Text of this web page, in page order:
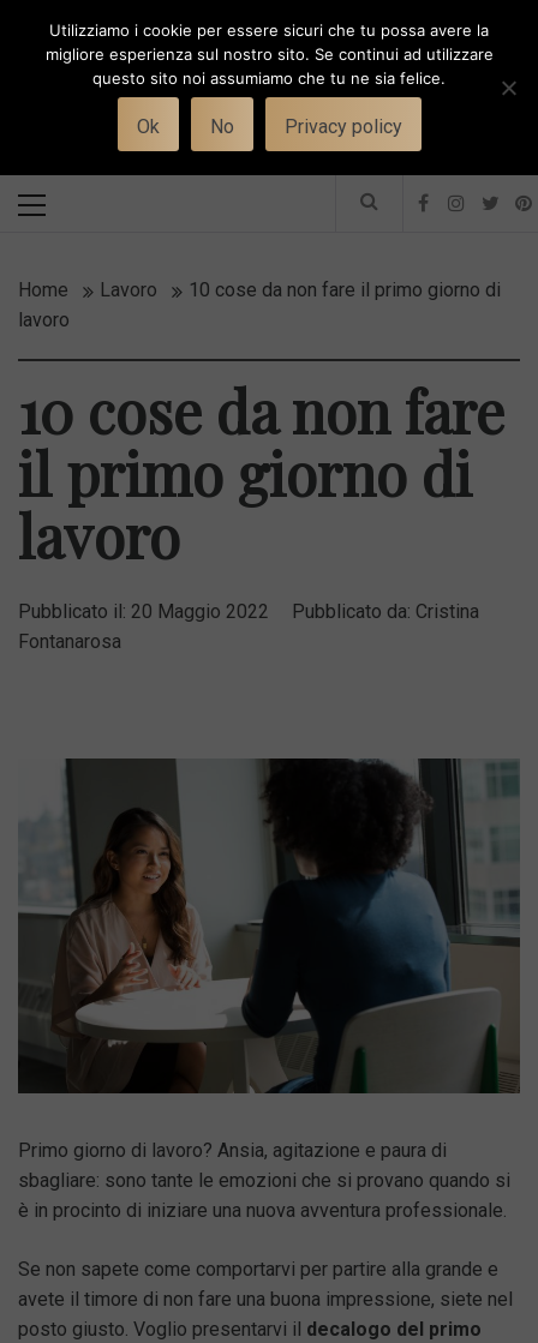
Toggle
WORK-WIFE
Il magazine per le donne che lavorano
Menu
Home Lavoro
10 cose da non fare il primo giorno di
lavoro
10 cose da non fare
il primo giorno di
lavoro
Pubblicato il: 20 Maggio 2022 Pubblicato da: Cristina
Fontanarosa
Primo giorno di lavoro? Ansia, agitazione e paura di
sbagliare: sono tante le emozioni che si provano quando si
è in procinto di iniziare una nuova avventura professionale.
Se non sapete come comportarvi per partire alla grande e
avete il timore di non fare una buona impressione, siete nel
posto giusto. Voglio presentarvi il decalogo del primo
Utilizziamo i cookie per essere sicuri che tu possa avere la
migliore esperienza sul nostro sito. Se continui ad utilizzare
questo sito noi assumiamo che tu ne sia felice.
Ok No Privacy policy